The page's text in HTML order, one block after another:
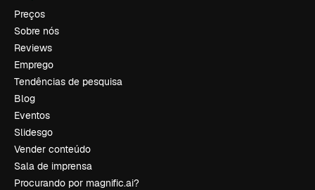
Preços
Sobre nós
Reviews
Emprego
Tendências de pesquisa
Blog
Eventos
Slidesgo
Vender conteúdo
Sala de imprensa
Procurando por magnific.ai?